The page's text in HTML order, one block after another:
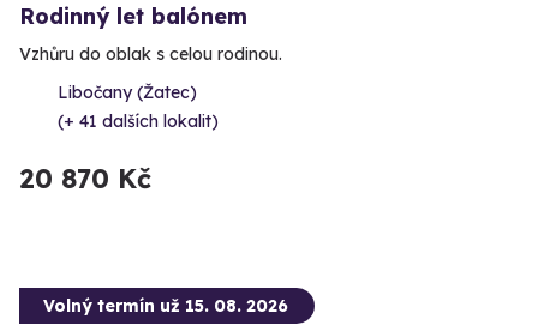
Rodinný let balónem
Vzhůru do oblak s celou rodinou.
Libočany (Žatec)
(+ 41 dalších lokalit)
20 870 Kč
Volný termín už 15. 08. 2026